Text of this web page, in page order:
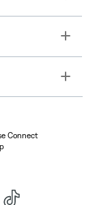
Toggle
Toggle
Connect